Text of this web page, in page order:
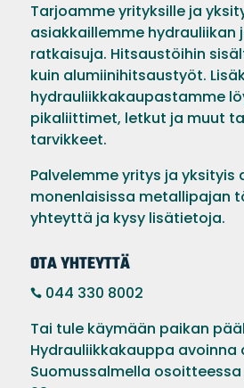
Tarjoamme yrityksille ja
asiakkaillemme hydrauliikan
ratkaisuja. Hitsaustöihin
kuin alumiinihitsaustyöt.
hydrauliikkakaupastamme
pikaliittimet, letkut ja muut
tarvikkeet.
Palvelemme yritys ja
monenlaisissa metallipajan
yhteyttä ja kysy lisätietoja.
OTA YHTEYTTÄ
 044 330 8002
Tai tule käymään paikan
Hydrauliikkakauppa avoinna
Suomussalmella osoitteessa